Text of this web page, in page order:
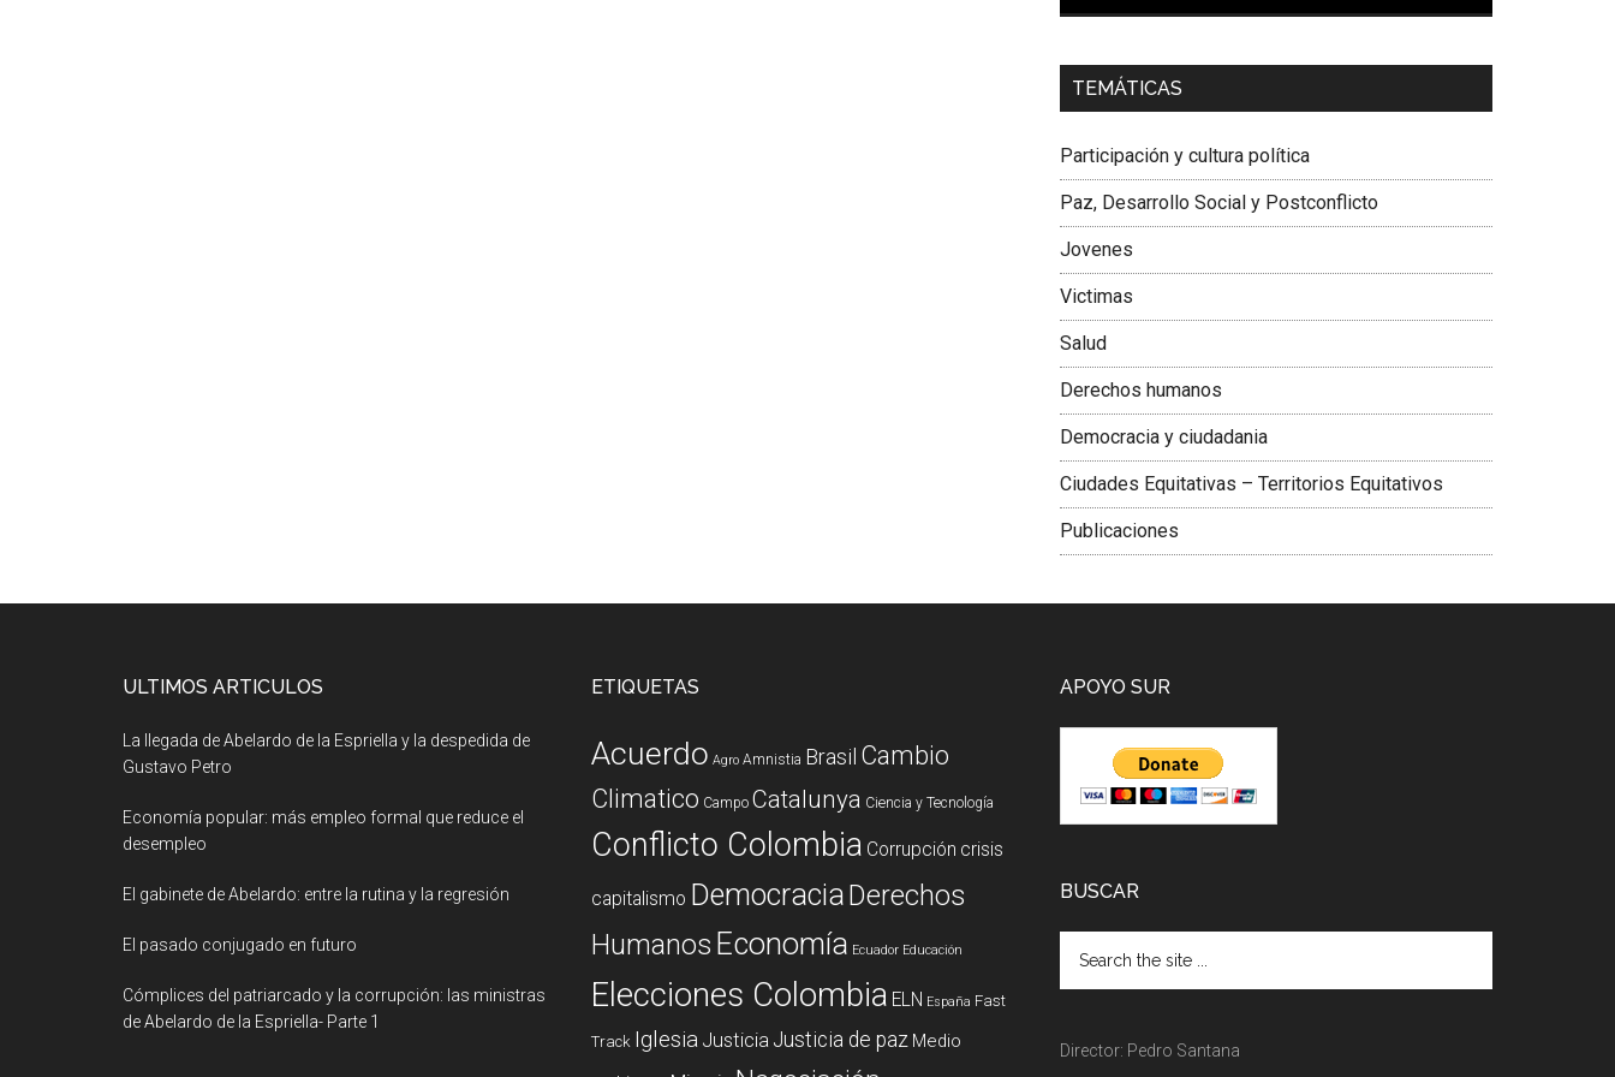
Dra. Carolina Corcho Mejía,
Latinoamericana Sur, Vicepresidenta Federación
TEMÁTICAS
Participación y cultura política
Paz, Desarrollo Social y Postconflicto
Jovenes
Victimas
Salud
Derechos humanos
Democracia y ciudadania
Ciudades Equitativas – Territorios Equitativos
Publicaciones
ULTIMOS ARTICULOS
La llegada de Abelardo de la Espriella y la despedida de
Gustavo Petro
Economía popular: más empleo formal que reduce el
desempleo
El gabinete de Abelardo: entre la rutina y la regresión
El pasado conjugado en futuro
Cómplices del patriarcado y la corrupción: las ministras
de Abelardo de la Espriella- Parte 1
ETIQUETAS
Acuerdo Agro Amnistia Brasil Cambio
Climatico Campo Catalunya Ciencia y Tecnología
Conflicto Colombia Corrupción crisis
capitalismo DemocraciaDerechos
Humanos Economía Ecuador Educación
Elecciones Colombia ELN España Fast
Track Iglesia Justicia Justicia de paz Medio
APOYO SUR
BUSCAR
Director: Pedro Santana